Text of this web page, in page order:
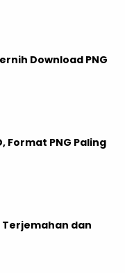
Download PNG
Format PNG Paling
Terjemahan dan